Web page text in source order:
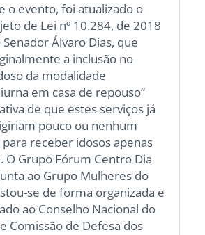
o evento, foi atualizado o
de Lei nº 10.284, de 2018
Álvaro Dias, que
a inclusão no
da modalidade
em casa de repouso”
de que estes serviços já
pouco ou nenhum
receber idosos apenas
O Grupo Fórum Centro Dia
ao Grupo Mulheres do
se de forma organizada e
ao Conselho Nacional do
Comissão de Defesa dos